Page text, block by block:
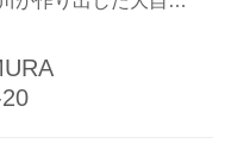
コンであるシャンパ
ーニュでもボルドー
”であることに、新
感じずにはいら...
泉、そして富山の美
谷の温泉郷へ、レッ
ともに開けた町並み